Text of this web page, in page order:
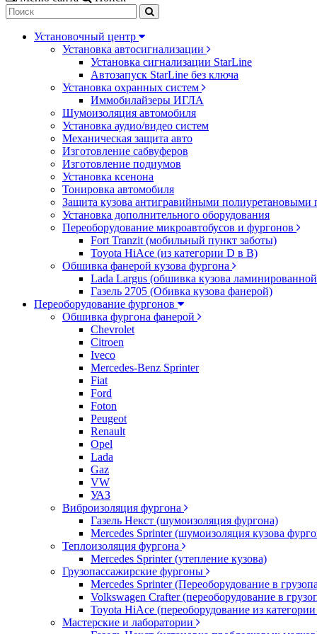
Установочный центр
Установка автосигнализации
Установка сигнализации StarLine
Автозапуск StarLine без ключа
Установка охранных систем
Иммобилайзеры ИГЛА
Шумоизоляция автомобиля
Установка аудио/видео систем
Механическая защита авто
Изготовление сабвуферов
Изготовление подиумов
Установка ксенона
Тонировка автомобиля
Защита кузова антигравийными полиуретановыми
Установка дополнительного оборудования
Переоборудование микроавтобусов и фургонов
Fort Tranzit (мобильный пункт заботы)
Toyota HiAce (из категории D в B)
Обшивка фанерой кузова фургона
Lada Largus (обшивка кузова
Газель 2705 (Обивка кузова фанерой)
Переоборудование фургонов
Обшивка фургона фанерой
Chevrolet
Citroen
Iveco
Mercedes-Benz Sprinter
Fiat
Ford
Foton
Peugeot
Renault
Opel
Lada
Gaz
VW
УАЗ
Виброизоляция фургона
Газель Некст (шумоизоляция фургона)
Mercedes Sprinter (шумоизоляция кузова
Теплоизоляция фургона
Mercedes Sprinter (утепление кузова)
Грузопассажирские фургоны
Mercedes Sprinter (Переоборудование в
Volkswagen Crafter (переоборудование в
Toyota HiAce (переоборудование из
Мастерские и лаборатории